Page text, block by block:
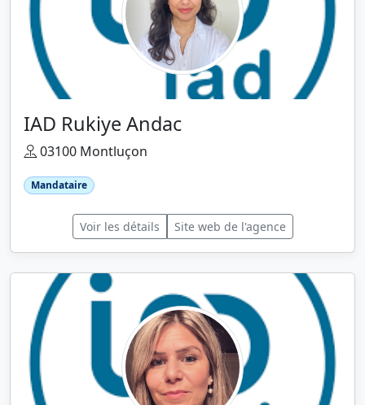
IAD Rukiye Andac
03100 Montluçon
Mandataire
Voir les détails Site web de l'agence